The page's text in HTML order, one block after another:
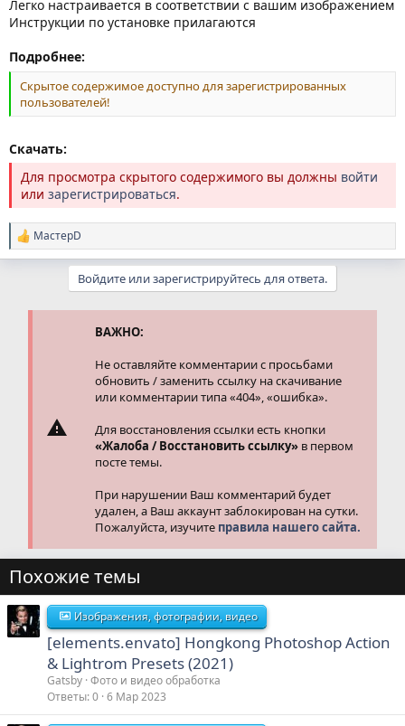
Легко настраивается в соответствии с вашим изображением
Инструкции по установке прилагаются
Подробнее:
Скрытое содержимое доступно для зарегистрированных
пользователей!
Скачать:
Для просмотра скрытого содержимого вы должны войти
или зарегистрироваться.
Р
е
МастерD
Войдите или зарегистрируйтесь для ответа.
ВАЖНО:
Не оставляйте комментарии с просьбами
обновить / заменить ссылку на скачивание
или комментарии типа «404», «ошибка».
Для восстановления ссылки есть кнопки
«Жалоба / Восстановить ссылку» в первом
посте темы.
При нарушении Ваш комментарий будет
удален, а Ваш аккаунт заблокирован на сутки.
Пожалуйста, изучите правила нашего сайта.
Похожие темы
Изображения, фотографии, видео
[elements.envato] Hongkong Photoshop Action
& Lightrom Presets (2021)
Gatsby Фото и видео обработка
Ответы 0 6 Мар 2023